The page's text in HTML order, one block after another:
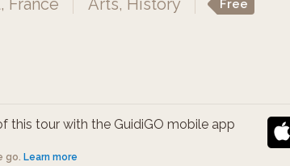
France Arts, History Free
this tour with the GuidiGO mobile app
go. Learn more